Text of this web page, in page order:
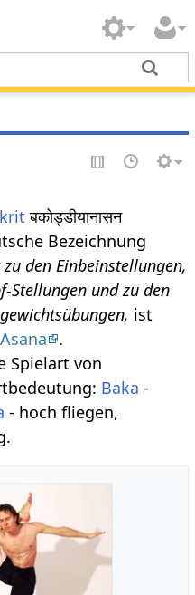
बकोड्डीयानासन
Bezeichnung
den Einbeinstellungen,
Stellungen und zu den
ist
.
Spielart von
Baka -
- hoch fliegen,